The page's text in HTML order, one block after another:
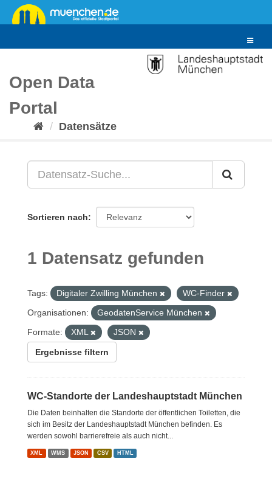
Überspringen
zum
Toggle
Open Data
Portal
Datensätze
Sortieren nach
1 Datensatz gefunden
Tags: Digitaler Zwilling München
WC-Finder
Organisationen:
GeodatenService München
Formate:
XML JSON
Ergebnisse filtern
WC-Standorte der Landeshauptstadt München
Die Daten beinhalten die Standorte der öffentlichen Toiletten, die
sich im Besitz der Landeshauptstadt München befinden. Es
werden sowohl barrierefreie als auch nicht...
XML WMS JSON CSV HTML